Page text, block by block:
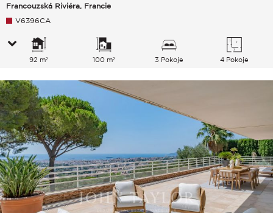
Francouzská Riviéra, Francie
V6396CA
92 m² 100 m² 3 Pokoje 4 Pokoje